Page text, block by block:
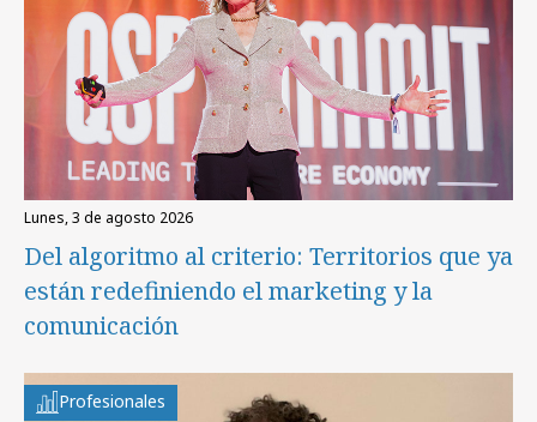
lunes, 3 de agosto 2026
Del algoritmo al criterio: Territorios que ya
están redefiniendo el marketing y la
comunicación
Profesionales